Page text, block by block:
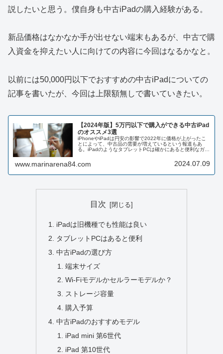
説したいと思う。僕自身も中古iPadの購入経験がある。
新品価格はなかなか手が出せない端末もあるが、中古で購
入資金を抑えたい人に向けての内容に今回はなるかなと。
以前には50,000円以下でおすすめの中古iPadについての
記事を書いたが、今回は上限額無しで書いていきたい。
【2024年版】5万円以下で購入ができる中古iPad
のオススメ3選
iPhoneやiPadは円安の影響で2022年に価格が上がったこ
とによって、中古品の需要が増えているという報道もあ
る。iPadのようなタブレットPCは確かにあると便利なガジ
www.marinarena84.com 2024.07.09
目次
iPadは旧機種でも性能は良い
タブレットPCはあると便利
中古iPadの選び方
端末サイズ
Wi-Fiモデルかセルラーモデルか？
ストレージ容量
購入予算
中古iPadのおすすめモデル
iPad mini 第6世代
iPad 第10世代